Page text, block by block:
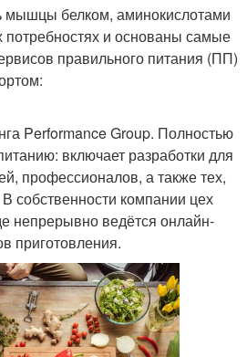
мышцы белком, аминокислотами
и основаны самые
правильного питания (ПП)
Performance Group. Полностью
включает разработки для
профессионалов, а также тех,
В собственности компании цех
непрерывно ведётся онлайн-
приготовления.